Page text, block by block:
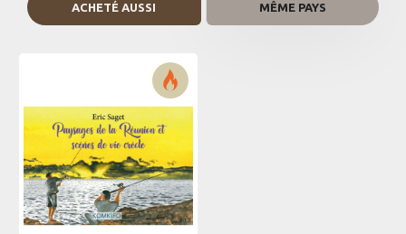
ACHETÉ AUSSI MÊME PAYS